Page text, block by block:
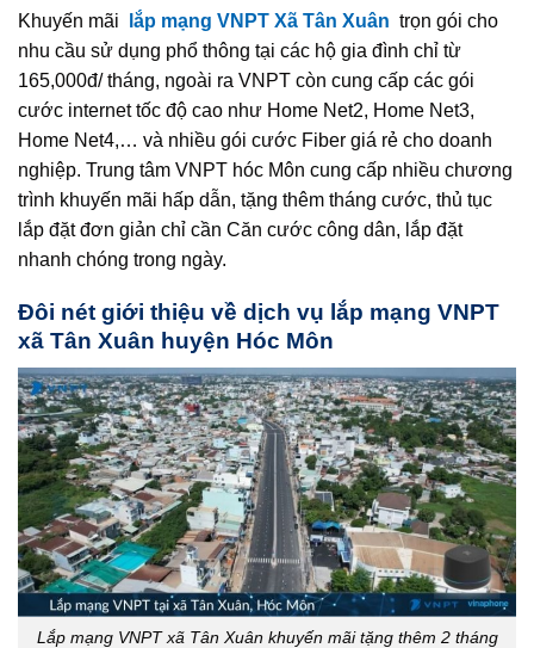
Khuyến mãi lắp mạng VNPT Xã Tân Xuân trọn gói cho
nhu cầu sử dụng phổ thông tại các hộ gia đình chỉ từ
165,000đ/ tháng, ngoài ra VNPT còn cung cấp các gói
cước internet tốc độ cao như Home Net2, Home Net3,
Home Net4,… và nhiều gói cước Fiber giá rẻ cho doanh
nghiệp. Trung tâm VNPT hóc Môn cung cấp nhiều chương
trình khuyến mãi hấp dẫn, tặng thêm tháng cước, thủ tục
lắp đặt đơn giản chỉ cần Căn cước công dân, lắp đặt
nhanh chóng trong ngày.
Đôi nét giới thiệu về dịch vụ lắp mạng VNPT
xã Tân Xuân huyện Hóc Môn
Lắp mạng VNPT xã Tân Xuân khuyến mãi tặng thêm 2 tháng